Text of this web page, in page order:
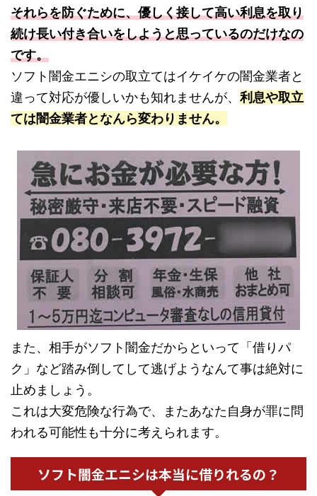
それらを防ぐために、優しく接して高い利息を取り
続け長い付き合いをしようと思っているのだけなの
です。
ソフト闇金エニシの取立てはイケイケの闇金業者と
違って対応が優しいかも知れませんが、利息や取立
ては闇金業者となんら変わりません。
また、相手がソフト闇金だからといって「借りパ
ク」など踏み倒してして逃げようなんて事は絶対に
止めましょう。
これは大変危険な行為で、またあなた自身が罪に問
われる可能性も十分に考えられます。
ソフト闇金エニシは本当に借りれるの？